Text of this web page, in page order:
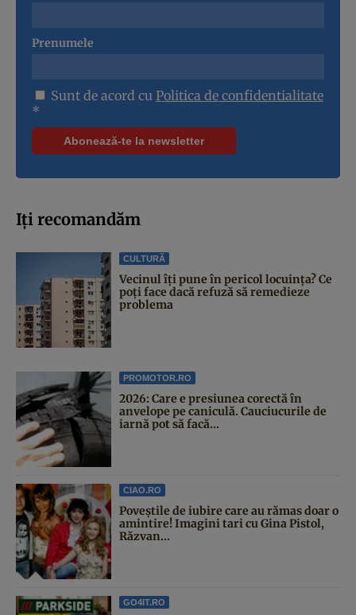
Prenumele
Sunt de acord cu Politica de confidentialitate
*
Iți recomandăm
CULTURĂ
Vecinul îți pune în pericol locuința? Ce
poți face dacă refuză să remedieze
problema
PROMOTOR.RO
2026: Care e presiunea corectă în
anvelope pe caniculă. Cauciucurile de
iarnă pot să facă...
CIAO.RO
Poveştile de iubire care au rămas doar o
amintire! Imagini tari cu Gina Pistol,
Răzvan...
GO4IT.RO